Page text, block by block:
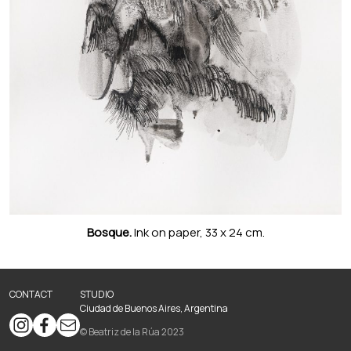
Bosque.Ink on paper, 33 x 24 cm.
CONTACT
STUDIO
Ciudad de Buenos Aires, Argentina
© Beatriz de la Rúa 2023